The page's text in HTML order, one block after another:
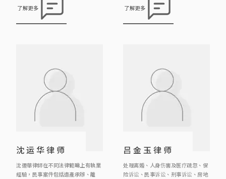
1996年取得香港律师的资格。
宋卫德律师于2009年成为中国委托
了解更多
注于处理各类刑事案件、民事事务及
诉讼事宜。其工作范畴广泛，涵盖婚
姻、遗产、合约、信托、商业纠纷、
了解更多
沈运华律师
沈運華律師在不同法律範疇上有執業
經驗，民事案件包括遺產承辦、離
吕金玉律师
处理离婚、人身伤害及医疗疏忽、保
险诉讼、民事诉讼、刑事诉讼、房地